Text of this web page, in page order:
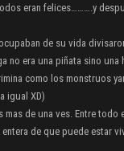
eran felices……….y
de su vida
no era una piñata sino una
como los monstruos
igual XD)
de una ves. Entre todo
de que puede estar